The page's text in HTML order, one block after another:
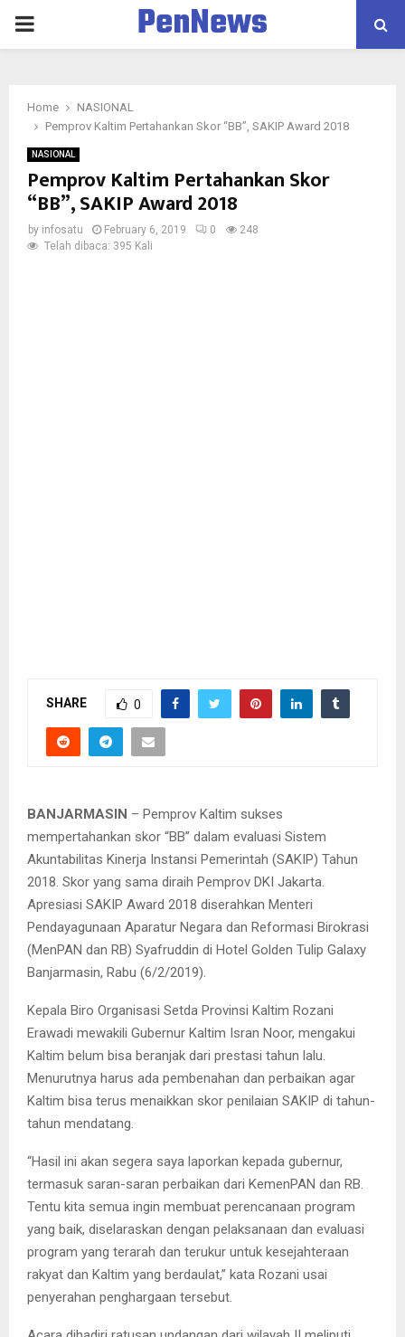
PRIMARY
PenNews
Home
NASIONAL
Pemprov Kaltim Pertahankan Skor “BB”, SAKIP Award 2018
NASIONAL
Pemprov Kaltim Pertahankan Skor
“BB”, SAKIP Award 2018
by infosatu February 6, 2019 0
248
Telah dibaca: 395 Kali
SHARE 0
BANJARMASIN – Pemprov Kaltim sukses
mempertahankan skor “BB” dalam evaluasi Sistem
Akuntabilitas Kinerja Instansi Pemerintah (SAKIP) Tahun
2018. Skor yang sama diraih Pemprov DKI Jakarta.
Apresiasi SAKIP Award 2018 diserahkan Menteri
Pendayagunaan Aparatur Negara dan Reformasi Birokrasi
(MenPAN dan RB) Syafruddin di Hotel Golden Tulip Galaxy
Banjarmasin, Rabu (6/2/2019).
Kepala Biro Organisasi Setda Provinsi Kaltim Rozani
Erawadi mewakili Gubernur Kaltim Isran Noor, mengakui
Kaltim belum bisa beranjak dari prestasi tahun lalu.
Menurutnya harus ada pembenahan dan perbaikan agar
Kaltim bisa terus menaikkan skor penilaian SAKIP di tahun-
tahun mendatang.
“Hasil ini akan segera saya laporkan kepada gubernur,
termasuk saran-saran perbaikan dari KemenPAN dan RB.
Tentu kita semua ingin membuat perencanaan program
yang baik, diselaraskan dengan pelaksanaan dan evaluasi
program yang terarah dan terukur untuk kesejahteraan
rakyat dan Kaltim yang berdaulat,” kata Rozani usai
penyerahan penghargaan tersebut.